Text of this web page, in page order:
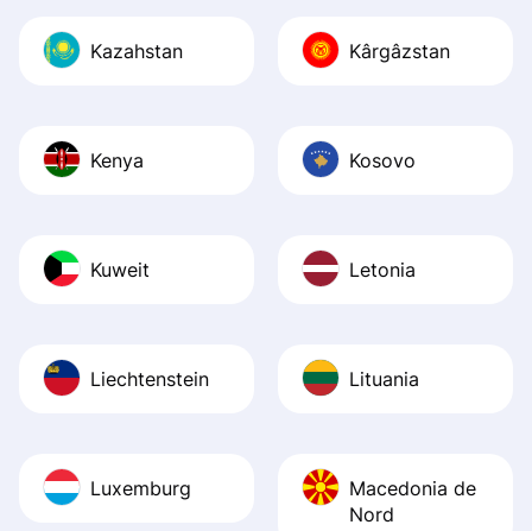
Kazahstan Kârgâzstan
Kenya Kosovo
Kuweit Letonia
Liechtenstein Lituania
Luxemburg
Macedonia de
Nord